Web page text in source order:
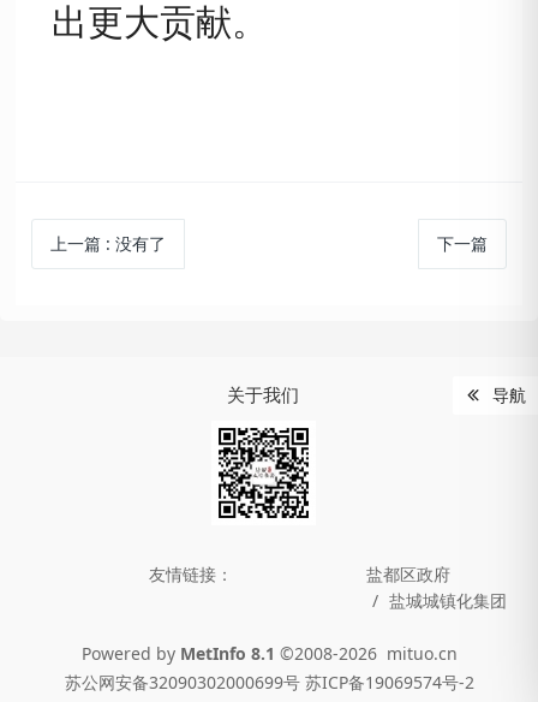
出更大贡献。
上一篇 :没有了 下一篇
导航
关于我们
友情链接：
盐都区政府
盐城城镇化集团
Powered by MetInfo 8.1 ©2008-2026 mituo.cn
苏公网安备32090302000699号 苏ICP备19069574号-2